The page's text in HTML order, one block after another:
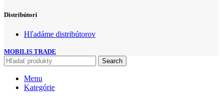
Distribútori
Hľadáme distribútorov
MOBILIS TRADE
Search
Menu
Kategórie